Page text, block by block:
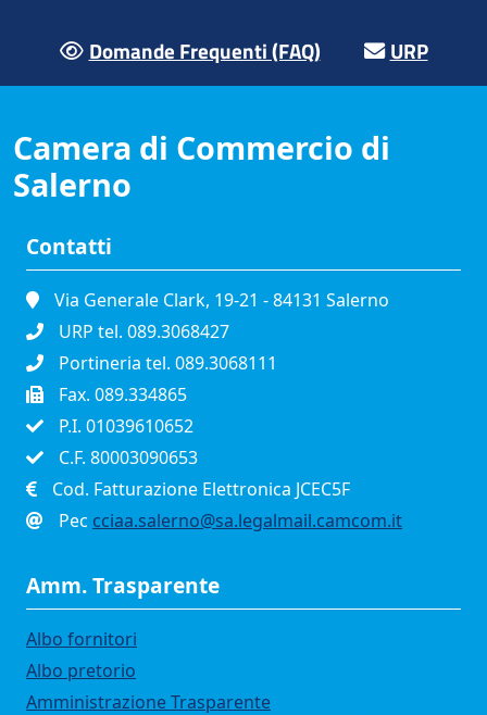
Domande Frequenti (FAQ) URP
Camera di Commercio di
Salerno
Contatti
Via Generale Clark, 19-21 - 84131 Salerno
URP tel. 089.3068427
Portineria tel. 089.3068111
Fax. 089.334865
P.I. 01039610652
C.F. 80003090653
Cod. Fatturazione Elettronica JCEC5F
Pec cciaa.salerno@sa.legalmail.camcom.it
Amm. Trasparente
Albo fornitori
Albo pretorio
Amministrazione Trasparente